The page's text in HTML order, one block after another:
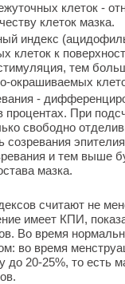
клеток -
клеток мазка.
индекс
клеток к
тем
окрашиваемых
-
процентах. При
свободно
созревания
и тем выше
мазка.
считают не
имеет КПИ,
Во время
во время
до 20-25%, то есть